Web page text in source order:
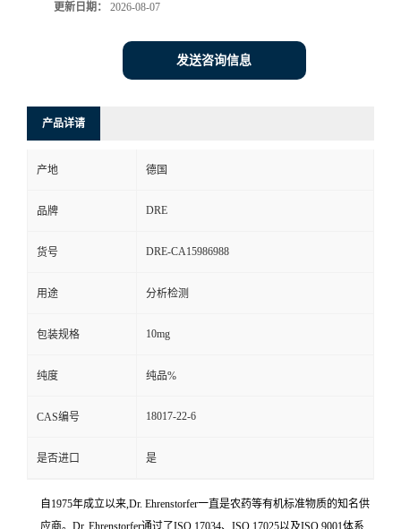
更新日期： 2026-08-07
发送咨询信息
产品详请
产地 德国
品牌 DRE
货号 DRE-CA15986988
用途 分析检测
包装规格 10mg
纯度 纯品%
CAS编号 18017-22-6
是否进口 是
自1975年成立以来,Dr. Ehrenstorfer一直是农药等有机标准物质的知名供
应商。Dr. Ehrenstorfer通过了ISO 17034、ISO 17025以及ISO 9001体系